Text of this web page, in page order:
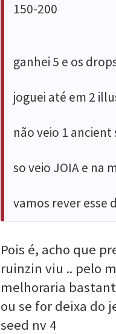
150-200
ganhei 5 e os
joguei até em 2
não veio 1
so veio JOIA e na
vamos rever esse
Pois é, acho que
ruinzin viu .. pelo
melhoraria
ou se for deixa do
seed nv 4